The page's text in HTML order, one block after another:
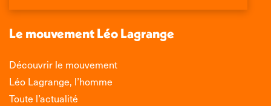
une
fenêtre
une
fenêtre
une
fenêtre
une
nouvelle
fenêtre
Le mouvement Léo Lagrange
Découvrir le mouvement
Léo Lagrange, l’homme
Toute l’actualité